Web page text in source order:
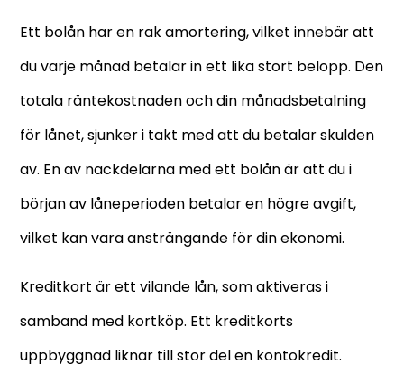
Ett bolån har en rak amortering, vilket innebär att
du varje månad betalar in ett lika stort belopp. Den
totala räntekostnaden och din månadsbetalning
för lånet, sjunker i takt med att du betalar skulden
av. En av nackdelarna med ett bolån är att du i
början av låneperioden betalar en högre avgift,
vilket kan vara ansträngande för din ekonomi.
Kreditkort är ett vilande lån, som aktiveras i
samband med kortköp. Ett kreditkorts
uppbyggnad liknar till stor del en kontokredit.